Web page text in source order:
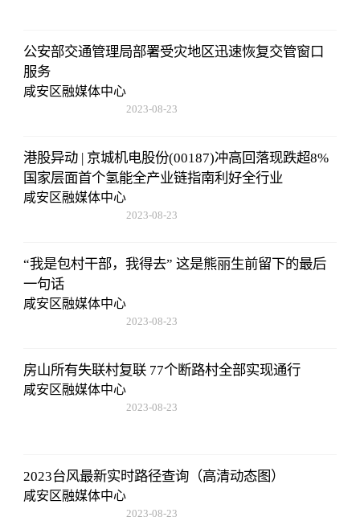
公安部交通管理局部署受灾地区迅速恢复交管窗口
服务
咸安区融媒体中心
2023-08-23
港股异动 | 京城机电股份(00187)冲高回落现跌超8%
国家层面首个氢能全产业链指南利好全行业
咸安区融媒体中心
2023-08-23
“我是包村干部，我得去” 这是熊丽生前留下的最后
一句话
咸安区融媒体中心
2023-08-23
房山所有失联村复联 77个断路村全部实现通行
咸安区融媒体中心
2023-08-23
2023台风最新实时路径查询（高清动态图）
咸安区融媒体中心
2023-08-23